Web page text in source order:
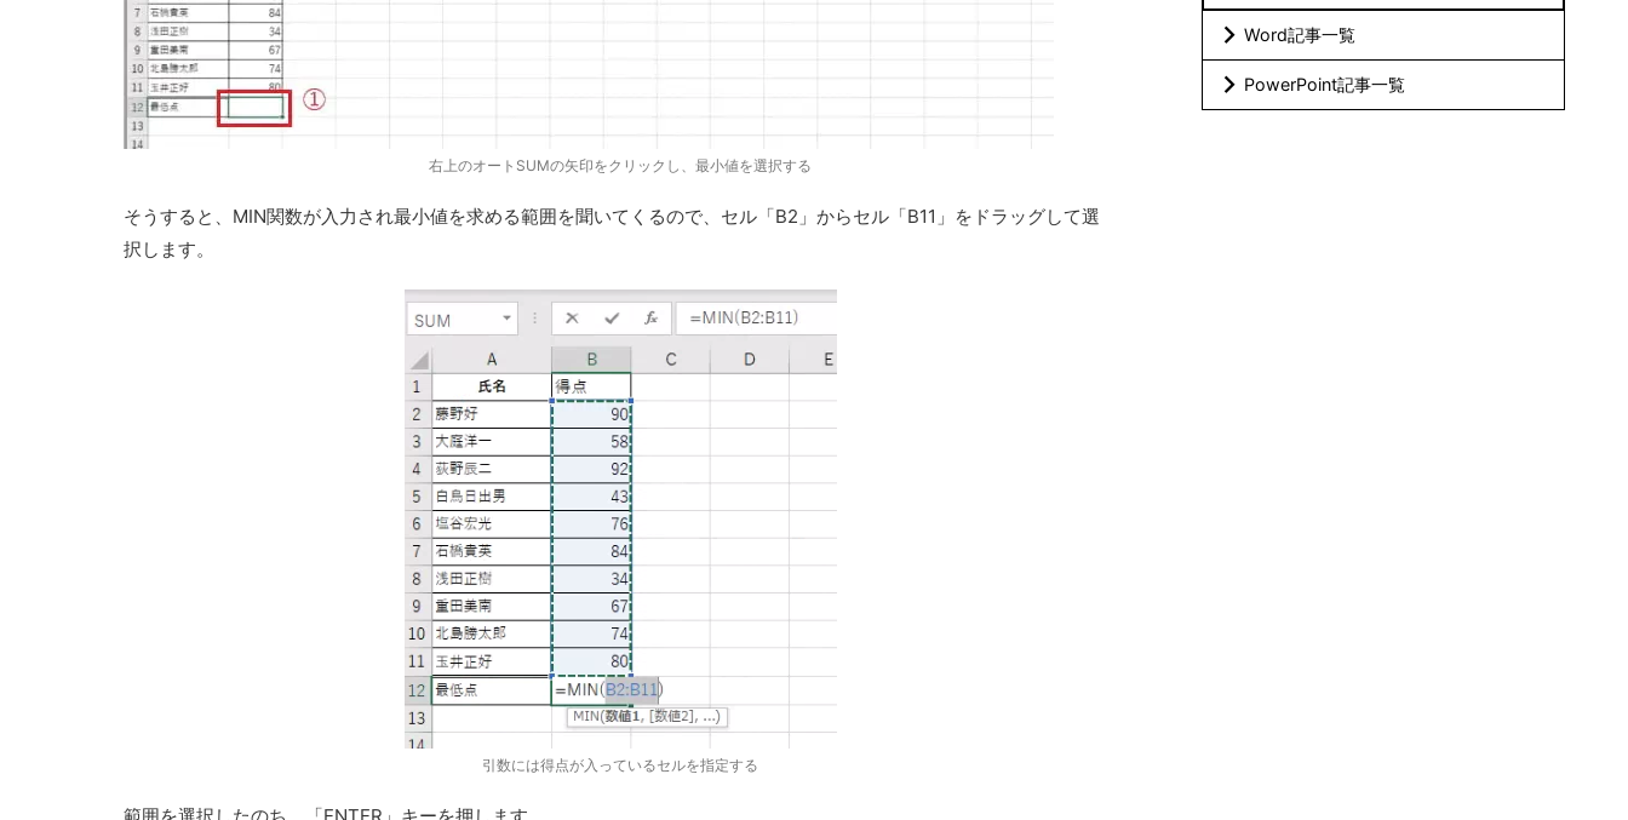
右上のオートSUMの矢印をクリックし、最小値を選択する
そうすると、MIN関数が入力され最小値を求める範囲を聞いてくるので、セル「B2」からセル「B11」をドラッグして選
択します。
引数には得点が入っているセルを指定する
Word記事一覧
PowerPoint記事一覧